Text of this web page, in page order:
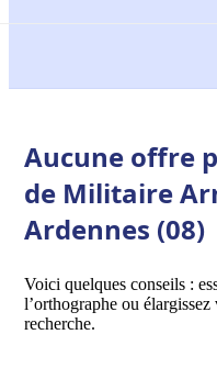
Aucune offre
de Militaire
Ardennes (08)
Voici quelques conseils :
l’orthographe ou
recherche.